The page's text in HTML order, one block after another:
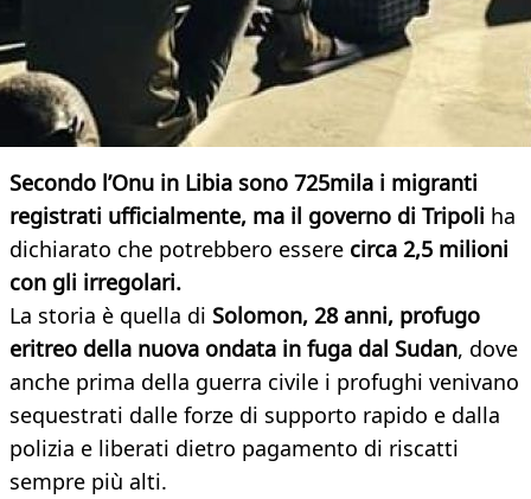
Secondo l’Onu in Libia sono 725mila i migranti
registrati ufficialmente, ma il governo di Tripoli ha
dichiarato che potrebbero essere circa 2,5 milioni
con gli irregolari.
La storia è quella di Solomon, 28 anni, profugo
eritreo della nuova ondata in fuga dal Sudan, dove
anche prima della guerra civile i profughi venivano
sequestrati dalle forze di supporto rapido e dalla
polizia e liberati dietro pagamento di riscatti
sempre più alti.